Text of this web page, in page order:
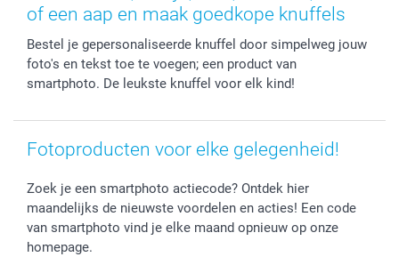
Fotokaders, Decoratie en Snoepjes
Afstuderen
Vaderdag
Verjaardag
Herroepingsrecht
Wettelijke garantie
Privacybeleid
Prijslijst
Jobs & Stages
smartbonus
Grote bestellingen
Levering
smartfriends
of een aap en maak goedkope knuffels
Bestel je gepersonaliseerde knuffel door simpelweg jouw
foto's en tekst toe te voegen; een product van
smartphoto. De leukste knuffel voor elk kind!
Fotoproducten voor elke gelegenheid!
Zoek je een smartphoto actiecode? Ontdek hier
maandelijks de nieuwste voordelen en acties! Een code
van smartphoto vind je elke maand opnieuw op onze
homepage.